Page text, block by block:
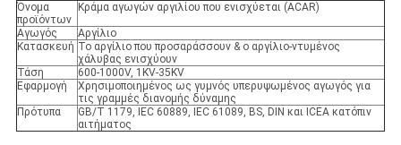
Όνομα
προϊόντων
Κράμα αγωγών αργιλίου που ενισχύεται (ACAR)
Αγωγός
Αργίλιο
Κατασκευή Το αργίλιο που προσαράσσουν & ο αργίλιο-ντυμένος
χάλυβας ενισχύουν
Τάση
600-1000V, 1KV-35KV
Εφαρμογή
Χρησιμοποιημένος ως γυμνός υπερυψωμένος αγωγός για
τις γραμμές διανομής δύναμης
Πρότυπα
GB/T 1179, IEC 60889, IEC 61089, BS, DIN και ICEA κατόπιν
αιτήματος